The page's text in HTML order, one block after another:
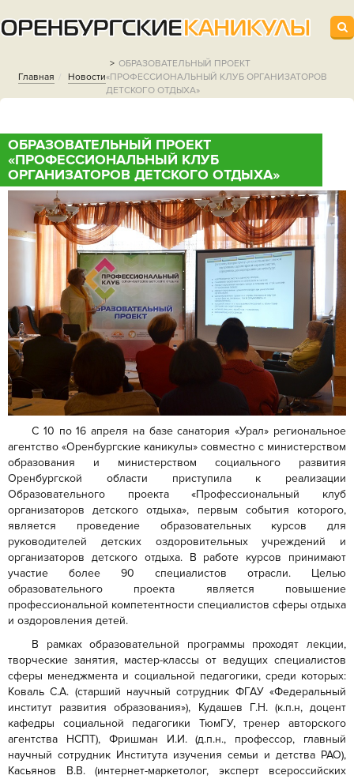
Главная Новости
ОБРАЗОВАТЕЛЬНЫЙ ПРОЕКТ
«ПРОФЕССИОНАЛЬНЫЙ КЛУБ ОРГАНИЗАТОРОВ
ДЕТСКОГО ОТДЫХА»
ОБРАЗОВАТЕЛЬНЫЙ ПРОЕКТ
«ПРОФЕССИОНАЛЬНЫЙ КЛУБ
ОРГАНИЗАТОРОВ ДЕТСКОГО ОТДЫХА»
С 10 по 16 апреля на базе санатория «Урал» региональное
агентство «Оренбургские каникулы» совместно с министерством
образования и министерством социального развития
Оренбургской области приступила к реализации
Образовательного проекта «Профессиональный клуб
организаторов детского отдыха», первым события которого,
является проведение образовательных курсов для
руководителей детских оздоровительных учреждений и
организаторов детского отдыха. В работе курсов принимают
участие более 90 специалистов отрасли. Целью
образовательного проекта является повышение
профессиональной компетентности специалистов сферы отдыха
и оздоровления детей.
В рамках образовательной программы проходят лекции,
творческие занятия, мастер-классы от ведущих специалистов
сферы менеджмента и социальной педагогики, среди которых:
Коваль С.А. (старший научный сотрудник ФГАУ «Федеральный
институт развития образования»), Кудашев Г.Н. (к.п.н, доцент
кафедры социальной педагогики ТюмГУ, тренер авторского
агентства НСПТ), Фришман И.И. (д.п.н., профессор, главный
научный сотрудник Института изучения семьи и детства РАО),
Касьянов В.В. (интернет-маркетолог, эксперт всероссийских